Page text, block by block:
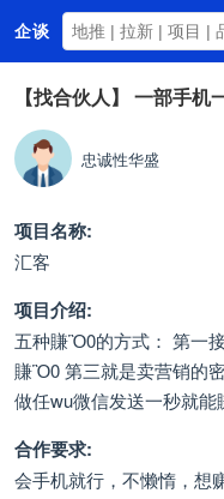
企谈
首页
商务资源
资讯动态
关于我们
【找合伙人】 一部手机
忠诚性华盛
项目名称:
汇客
项目介绍:
五种賺Ὃ0的方式： 第一
賺Ὃ0 第三就是卖营销的
做任wu微信发送一秒就
合作要求:
会手机就行，不懒惰，想